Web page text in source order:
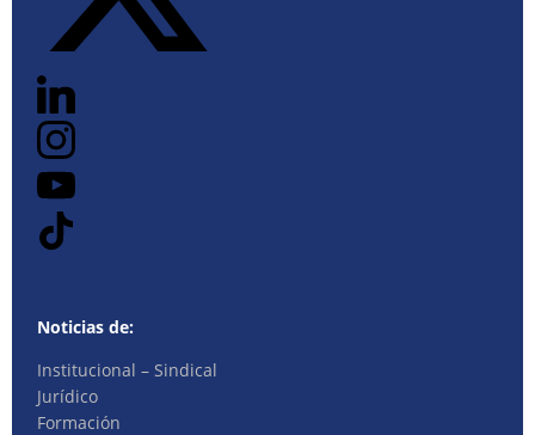
Noticias de:
Institucional – Sindical
Jurídico
Formación